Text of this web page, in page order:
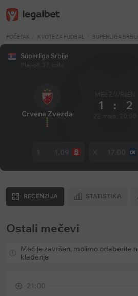
POČETAK KVOTE ZA FUDBAL SUPERLIGA
Superliga Srbije
Crvena Zvezda
1 : 2
RECENZIJA STATISTIKA
Ostali mečevi
Meč je završen, molimo odaberite
klađenje
21:00